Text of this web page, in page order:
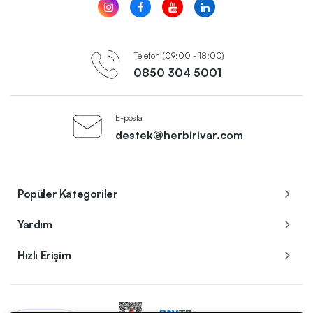
Telefon (09:00 - 18:00)
0850 304 5001
E-posta
destek@herbirivar.com
Popüler Kategoriler
Yardım
Hızlı Erişim